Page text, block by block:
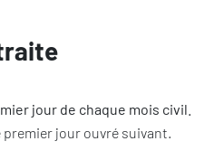
jour de chaque mois civil.
jour ouvré suivant.